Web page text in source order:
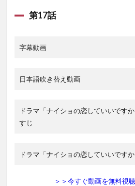
第17話
字幕動画
日本語吹き替え動画
ドラマ「ナイショの恋していいです
すじ
ドラマ「ナイショの恋していいです
＞＞今すぐ動画を無料視